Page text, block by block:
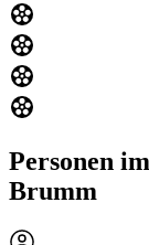
Personen
Brumm